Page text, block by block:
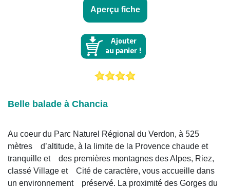
Aperçu fiche
Belle balade à Chancia
Au coeur du Parc Naturel Régional du Verdon, à 525
mètres d’altitude, à la limite de la Provence chaude et
tranquille et des premières montagnes des Alpes, Riez,
classé Village et Cité de caractère, vous accueille dans
un environnement préservé. La proximité des Gorges du